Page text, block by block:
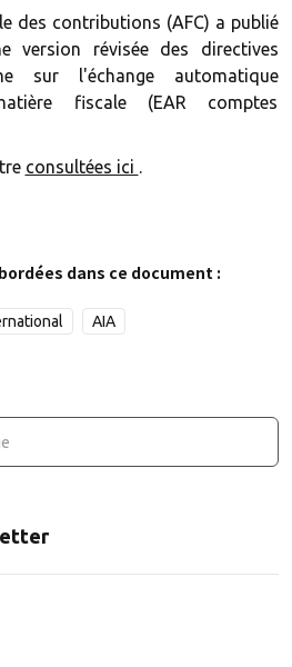
des contributions (AFC) a publié
version révisée des directives
sur l'échange automatique
fiscale (EAR comptes
consultées ici .
dans ce document :
AIA